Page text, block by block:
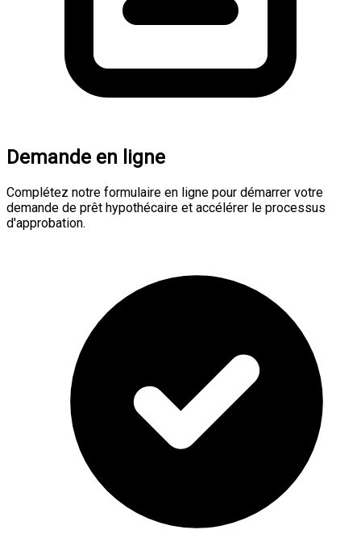
Demande en ligne
Complétez notre formulaire en ligne pour démarrer votre
demande de prêt hypothécaire et accélérer le processus
d'approbation.